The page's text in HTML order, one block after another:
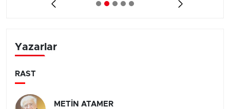
Yazarlar
RAST
METİN ATAMER